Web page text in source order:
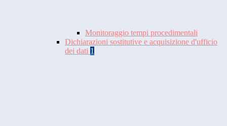
Monitoraggio tempi procedimentali
Dichiarazioni sostitutive e acquisizione d'ufficio
dei dati 1